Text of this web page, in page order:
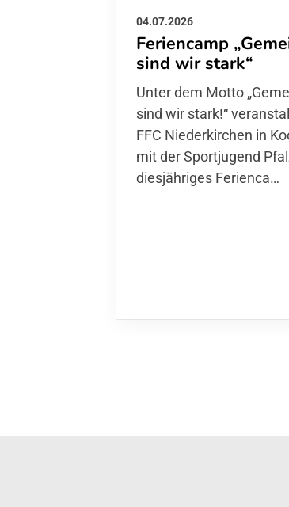
04.07.2026
Feriencamp
sind wir stark“
Unter dem Motto
wir stark!“ veranstaltete
Niederkirchen in
der Sportjugend Pfalz
diesjähriges Ferienca…